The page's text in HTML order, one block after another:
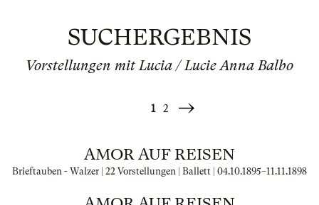
SUCHERGEBNIS
Vorstellungen mit Lucia / Lucie Anna Balbo
1 2
Weiter
AMOR AUF REISEN
Brieftauben - Walzer | 22 Vorstellungen | Ballett | 04.10.1895–11.11.1898